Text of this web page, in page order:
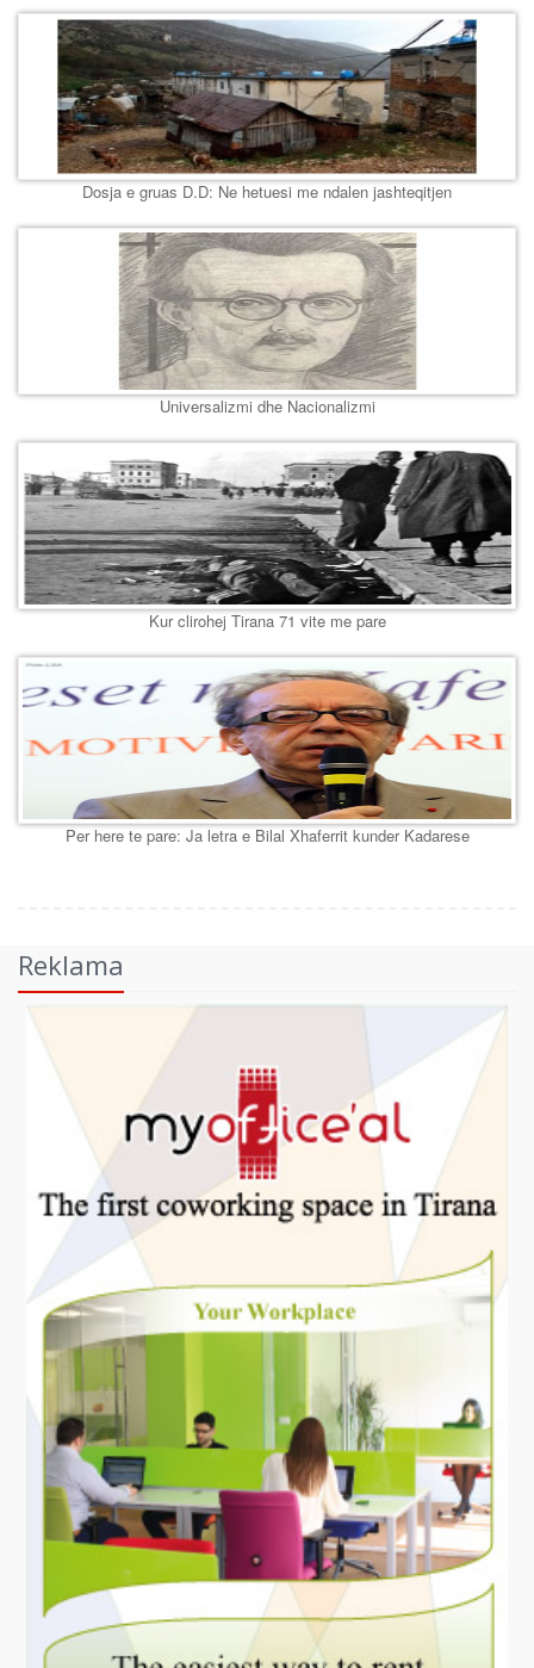
Dosja e gruas D.D: Ne hetuesi me ndalen jashteqitjen
Universalizmi dhe Nacionalizmi
Kur clirohej Tirana 71 vite me pare
Per here te pare: Ja letra e Bilal Xhaferrit kunder Kadarese
Reklama